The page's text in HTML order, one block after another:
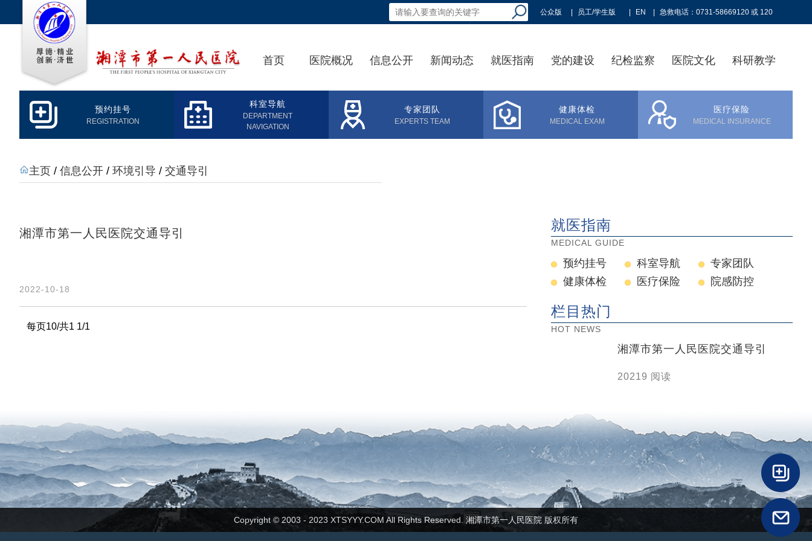
公众版 员工/学生版 EN 急救电话：0731-58669120 或 120
首页 医院概况 信息公开 新闻动态 就医指南 党的建设 纪检监察 医院文化 科研教学
预约挂号
REGISTRATION
科室导航
DEPARTMENT
NAVIGATION
专家团队
EXPERTS TEAM
健康体检
MEDICAL EXAM
医疗保险
MEDICAL INSURANCE
主页 / 信息公开 / 环境引导 / 交通导引
湘潭市第一人民医院交通导引
2022-10-18
每页10/共1 1/1
就医指南
MEDICAL GUIDE
预约挂号 科室导航
专家团队
健康体检
医疗保险 院感防控
栏目热门
HOT NEWS
湘潭市第一人民医院交通导引
20219 阅读
Copyright © 2003 - 2023 XTSYYY.COM All Rights Reserved. 湘潭市第一人民医院 版权所有